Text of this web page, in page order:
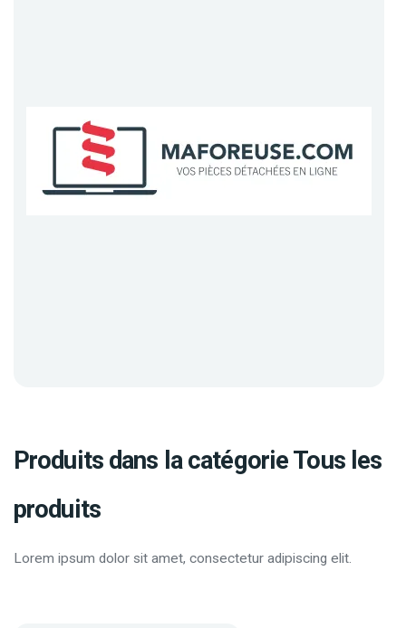
Produits dans la catégorie Tous les
produits
Lorem ipsum dolor sit amet, consectetur adipiscing elit.